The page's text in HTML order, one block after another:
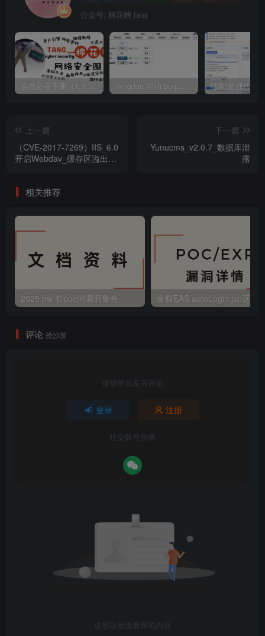
公众号: 棉花糖 fans
会员必看手册（1.9.0版本 26.4.5更新） mingdon 明动 burp插件0.2.6版本 本地时间校验去除版
上一篇
（CVE-2017-7269）IIS_6.0
开启Webdav_缓存区溢出漏
下一篇
Yunucms_v2.0.7_数据库泄
露
相关推荐
2025 hw 有poc的漏洞集合
评论 抢沙发
请登录后发表评论
登录 注册
社交账号登录
请登录后查看评论内容